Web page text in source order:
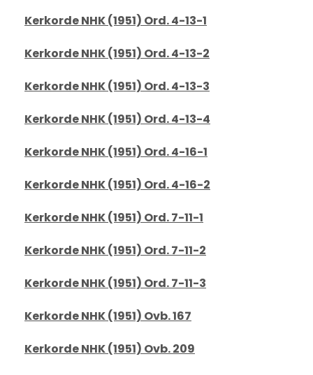
Kerkorde NHK (1951) Ord. 4-13-1
Kerkorde NHK (1951) Ord. 4-13-2
Kerkorde NHK (1951) Ord. 4-13-3
Kerkorde NHK (1951) Ord. 4-13-4
Kerkorde NHK (1951) Ord. 4-16-1
Kerkorde NHK (1951) Ord. 4-16-2
Kerkorde NHK (1951) Ord. 7-11-1
Kerkorde NHK (1951) Ord. 7-11-2
Kerkorde NHK (1951) Ord. 7-11-3
Kerkorde NHK (1951) Ovb. 167
Kerkorde NHK (1951) Ovb. 209